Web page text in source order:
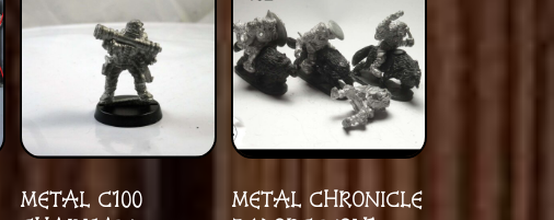
METAL C100
METAL CHRONICLE